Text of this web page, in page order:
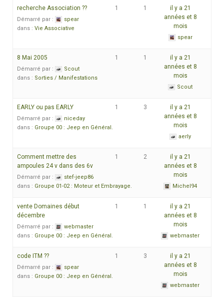
recherche Association ??
Démarré par :
spear
dans : Vie Associative
1 1
il y a 21
années et 8
mois
spear
8 Mai 2005
Démarré par :
Scout
dans : Sorties / Manifestations
1 1
il y a 21
années et 8
mois
Scout
EARLY ou pas EARLY
Démarré par :
niceday
dans : Groupe 00 : Jeep en Général.
1 3
il y a 21
années et 8
mois
aerly
Comment mettre des
ampoules 24 v dans des 6v
Démarré par :
stef-jeep86
dans : Groupe 01-02 : Moteur et Embrayage.
1 2
il y a 21
années et 8
mois
Michel94
vente Domaines début
décembre
Démarré par :
webmaster
dans : Groupe 00 : Jeep en Général.
1 1
il y a 21
années et 8
mois
webmaster
code ITM ??
Démarré par :
spear
dans : Groupe 00 : Jeep en Général.
1 3
il y a 21
années et 8
mois
webmaster